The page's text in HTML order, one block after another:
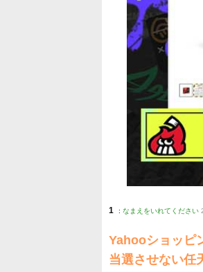
1 : なまえをいれてください
Yahooショッピ
当選させない任